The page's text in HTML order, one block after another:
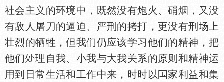
社会主义的环境中，既然没有炮火、硝烟，又没
有敌人屠刀的逼迫、严刑的拷打，更没有刑场上
壮烈的牺牲，但我们仍应该学习他们的精神，把
他们
理自我、小我与大我关系的原则和精神运
用到日常生活和工作中来，时时以
家利益和集